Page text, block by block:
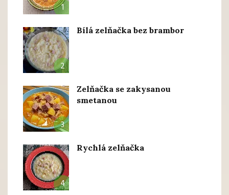
1
2
Bílá zelňačka bez brambor
3
Zelňačka se zakysanou
smetanou
4
Rychlá zelňačka